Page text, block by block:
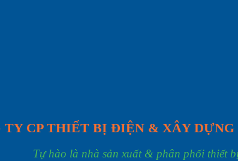
TY CP THIẾT BỊ ĐIỆN & XÂY
Tự hào là nhà sản xuất & phân phối thiết